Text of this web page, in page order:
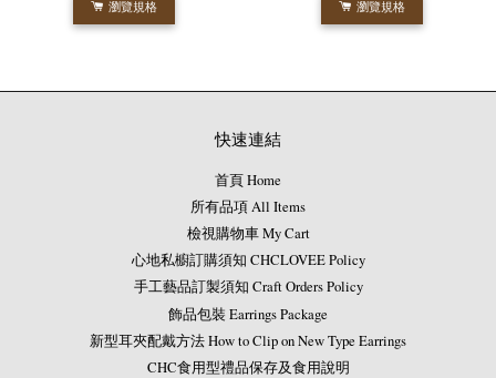
瀏覽規格 瀏覽規格
快速連結
首頁 Home
所有品項 All Items
檢視購物車 My Cart
心地私櫥訂購須知 CHCLOVEE Policy
手工藝品訂製須知 Craft Orders Policy
飾品包裝 Earrings Package
新型耳夾配戴方法 How to Clip on New Type Earrings
CHC食用型禮品保存及食用說明